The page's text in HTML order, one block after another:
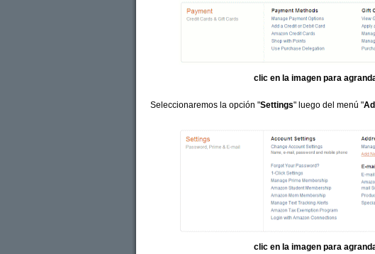
clic en la imagen para
Seleccionaremos la opción "Settings" luego del menú "
clic en la imagen para